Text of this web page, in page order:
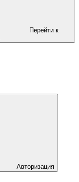
Перейти к
Авторизация